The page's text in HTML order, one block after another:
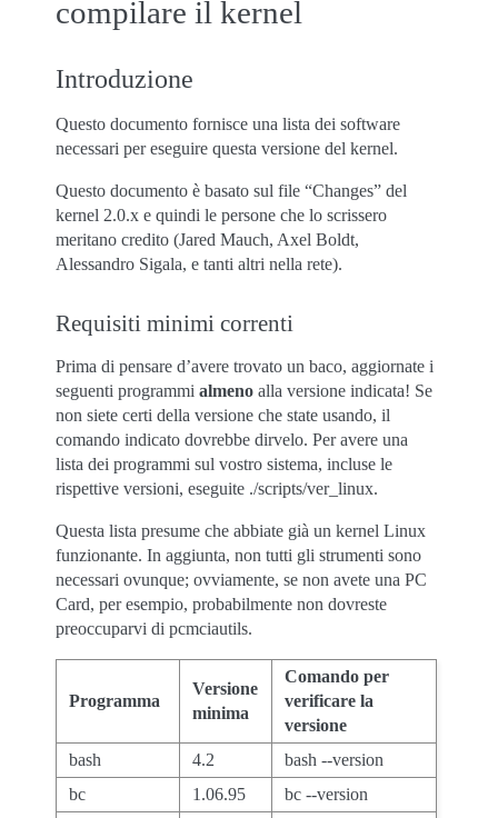
compilare il kernel
Introduzione
Questo documento fornisce una lista dei software
necessari per eseguire questa versione del kernel.
Questo documento è basato sul file “Changes” del
kernel 2.0.x e quindi le persone che lo scrissero
meritano credito (Jared Mauch, Axel Boldt,
Alessandro Sigala, e tanti altri nella rete).
Requisiti minimi correnti
Prima di pensare d’avere trovato un baco, aggiornate i
seguenti programmi almeno alla versione indicata! Se
non siete certi della versione che state usando, il
comando indicato dovrebbe dirvelo. Per avere una
lista dei programmi sul vostro sistema, incluse le
rispettive versioni, eseguite ./scripts/ver_linux.
Questa lista presume che abbiate già un kernel Linux
funzionante. In aggiunta, non tutti gli strumenti sono
necessari ovunque; ovviamente, se non avete una PC
Card, per esempio, probabilmente non dovreste
preoccuparvi di pcmciautils.
Programma
Versione
minima
Comando per
verificare la
versione
bash
4.2
bash --version
bc
1.06.95
bc --version